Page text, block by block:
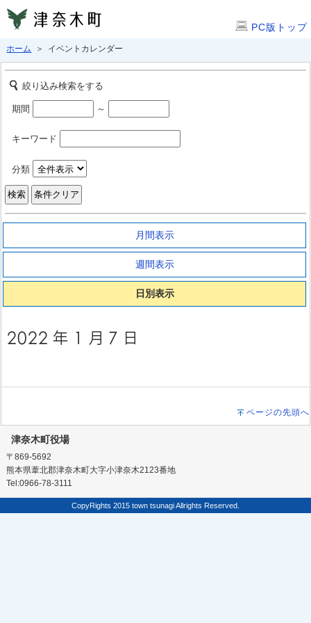
PC版トップ
ホーム ＞ イベントカレンダー
絞り込み検索をする
期間 ～
キーワード
分類
月間表示
週間表示
日別表示
ページの先頭へ
津奈木町役場
〒869-5692
熊本県葦北郡津奈木町大字小津奈木2123番地
Tel:0966-78-3111
CopyRights 2015 town tsunagi Allrights Reserved.